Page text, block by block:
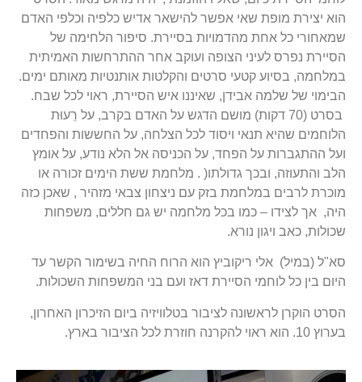
הוא יצירת מופת שאי אפשר להישאר אדיש כלפיה וכלפי האדם
שמאחורי כל אחת מהדמויות בסיירת. סיפור הלחימה של
הסיירת נפרס לעיני הצופה ועוקב אחר ההתרחשות האמיתית
במלחמה, בסיוע קטעי סרטים והקלטות אותנטיות מאותם ימים.
הבימוי של שלמה אבידן, שאיננו איש הסיירת, ראוי לכל שבח.
בסרט (70 דקות) מושם הדגש על האדם בקרב, על רֵעוּת
הלוחמים שהיא תנאי ויסוד לכל הצלחה, על החששות והפחדים
ועל ההתגברות על הפחד, על הכניסה אל הלא נודע, על אומץ
הלב והתעוזה, ובכך גדולתו( . מלחמת ששת הימים זכורה או
מוכרת לרבים במלחמת בזק עם ניצחון צבאי מזהיר , שאכן כזה
היה, אך לצידו – כמו בכל מלחמה יש גם חללים, משפחות
שכולות, כאב ויגון נורא.
סא"ל (במיל) אלי ריקוביץ הוא הרוח החיה בשימור הקשר עד
היום בין כל לוחמי הסיירת דאז ועם בני המשפחות השכולות.
הסרט הוקרן לראשונה לציבור בטלוויזיה ביום הזיכרון האחרון,
בערוץ 10. הוא ראוי להקרנה חוזרת לכל הציבור בארץ.